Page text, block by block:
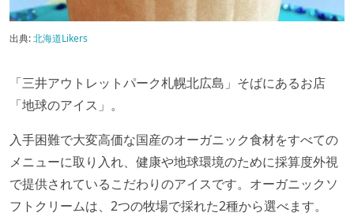
出典:北海道Likers
「三井アウトレットパーク札幌北広島」そばにあるお店
「地球のアイス」。
入手困難で大変高価な国産のオーガニック食材をすべての
メニューに取り入れ、健康や地球環境のために採算度外視
で提供されているこだわりのアイスです。オーガニックソ
フトクリームは、2つの牧場で採れた2種から選べます。